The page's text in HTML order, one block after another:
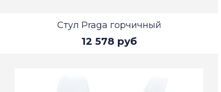
Стул Praga горчичный
12 578 руб